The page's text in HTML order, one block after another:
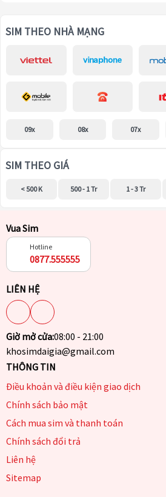
SIM THEO NHÀ MẠNG
09x 08x 07x
SIM THEO GIÁ
< 500 K 500 - 1 Tr 1 - 3 Tr
Vua Sim
Hotline
0877.555555
LIÊN HỆ
Giờ mở cửa:08:00 - 21:00
khosimdaigia@gmail.com
THÔNG TIN
Điều khoản và điều kiện giao dịch
Chính sách bảo mật
Cách mua sim và thanh toán
Chính sách đổi trả
Liên hệ
Sitemap